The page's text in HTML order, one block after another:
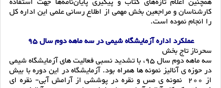
کارشناسان و مراجعین بخش مهمی از اطلاع رسانی علمی این اداره کل
را انجام نموده است.
عملکرد اداره آزمایشگاه شیمی در سه ماهه دوم سال 95
سحرناز تاج بخش
سه ماهه دوم سال 95، با تشدید نسبی فعالیت های آزمایشگاه شیمی
در حوزه ی آنالیز نمونه ها همراه بود. آزمایشگاه در این دوره با بیش
از 200 نمونه ی مس و نقره در پوششی از آرامش آبی- نقره ای